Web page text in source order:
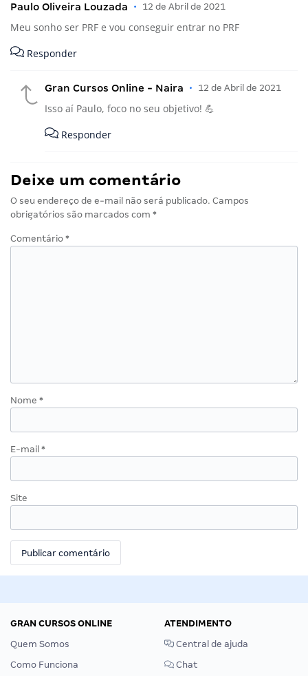
Paulo Oliveira Louzada • 12 de Abril de 2021
Meu sonho ser PRF e vou conseguir entrar no PRF
Responder
Gran Cursos Online - Naira • 12 de Abril de 2021
Isso aí Paulo, foco no seu objetivo! 💪
Responder
Deixe um comentário
O seu endereço de e-mail não será publicado. Campos
obrigatórios são marcados com *
Comentário *
Nome *
E-mail *
Site
GRAN CURSOS ONLINE
Quem Somos
Como Funciona
ATENDIMENTO
Central de ajuda
Chat